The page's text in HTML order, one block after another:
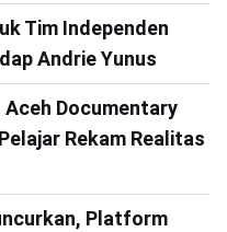
Tim Independen
Andrie Yunus
Aceh Documentary
Rekam Realitas
Platform